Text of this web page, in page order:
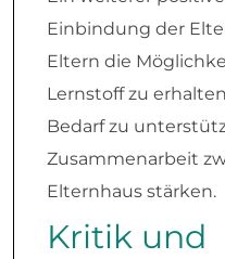
Einbindung der
Eltern die
Lernstoff zu
Bedarf zu
Zusammenarbeit
Elternhaus stärken.
Kritik und